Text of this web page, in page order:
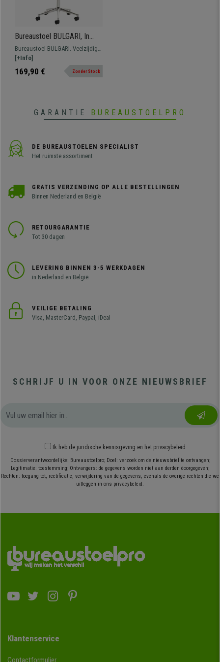
Bureaustoel BULGARI, In
Hoogte Verstelbaar, Metalen
Onderstel, in Groen Leder
Bureaustoel BULGARI. Veelzijdig
en volledig aanpasbaar aan uw
behoeften. Stevig verchroomd
metalen onderstel en in hoogte
[+Info]
169,90 € Zonder Stock
GARANTIE BUREAUSTOELPRO
DE BUREAUSTOELEN SPECIALIST
Het ruimste assortiment
GRATIS VERZENDING OP ALLE BESTELLINGEN
Binnen Nederland en België
RETOURGARANTIE
Tot 30 dagen
LEVERING BINNEN 3-5 WERKDAGEN
in Nederland en België
VEILIGE BETALING
Visa, MasterCard, Paypal, iDeal
SCHRIJF U IN VOOR ONZE NIEUWSBRIEF
Ik heb de juridische kennisgeving en het privacybeleid
Dossierverantwoordelijke: Bureaustoelpro; Doel: verzoek om de nieuwsbrief te ontvangen;
Legitimatie: toestemming; Ontvangers: de gegevens worden niet aan derden doorgegeven;
Rechten: toegang tot, rectificatie, verwijdering van de gegevens, evenals de overige rechten die we
uitleggen in ons privacybeleid.
Klantenservice
Contactformulier